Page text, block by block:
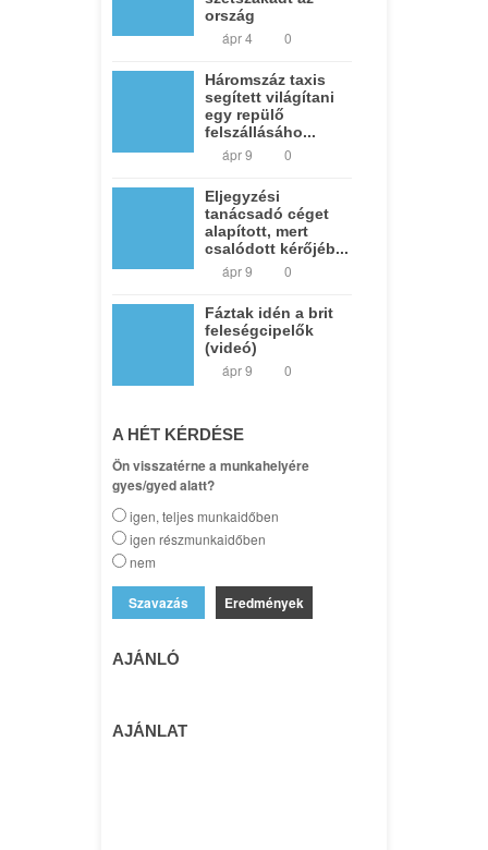
ország
ápr 4 0
Háromszáz taxis
segített világítani
egy repülő
felszállásáho...
ápr 9 0
Eljegyzési
tanácsadó céget
alapított, mert
csalódott kérőjéb...
ápr 9 0
Fáztak idén a brit
feleségcipelők
(videó)
ápr 9 0
A HÉT KÉRDÉSE
Ön visszatérne a munkahelyére
gyes/gyed alatt?
igen, teljes munkaidőben
igen részmunkaidőben
nem
Eredmények
AJÁNLÓ
AJÁNLAT